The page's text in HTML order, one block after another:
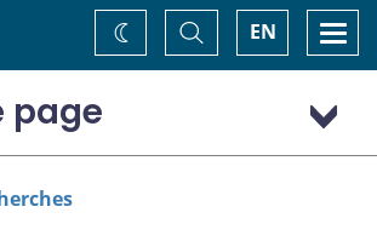
EN
Basculer
la
recherche
Changez
de
page
universitaire